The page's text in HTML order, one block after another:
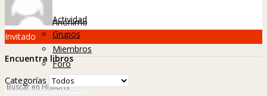
Hislibreños
Actividad
Grupos
Miembros
Foro
Anónimo
Invitado
Encuentra libros
Categorías